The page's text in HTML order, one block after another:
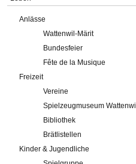
Anlässe
Wattenwil-Märit
Bundesfeier
Fête de la Musique
Freizeit
Vereine
Spielzeugmuseum Wattenwil
Bibliothek
Brätlistellen
Kinder & Jugendliche